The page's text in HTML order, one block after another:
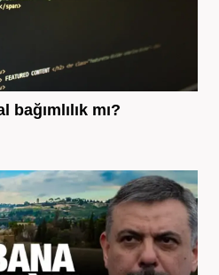
bağımlılık mı?